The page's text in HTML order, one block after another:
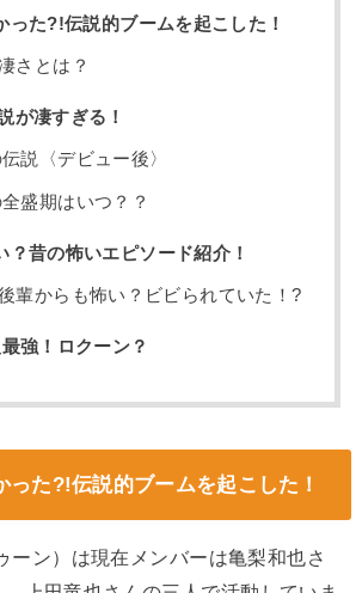
った?!伝説的ブームを起こした！
さとは？
が凄すぎる！
説〈デビュー後〉
盛期はいつ？？
？昔の怖いエピソード紹介！
輩からも怖い？ビビられていた！?
強！ロクーン？
った?!伝説的ブームを起こした！
ーン）は現在メンバーは亀梨和也さ